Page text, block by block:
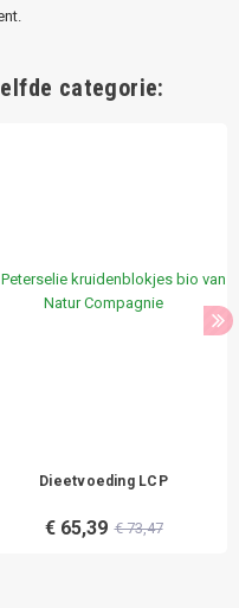
categorie:
Dieetvoeding LCP
€ 65,39 € 73,47